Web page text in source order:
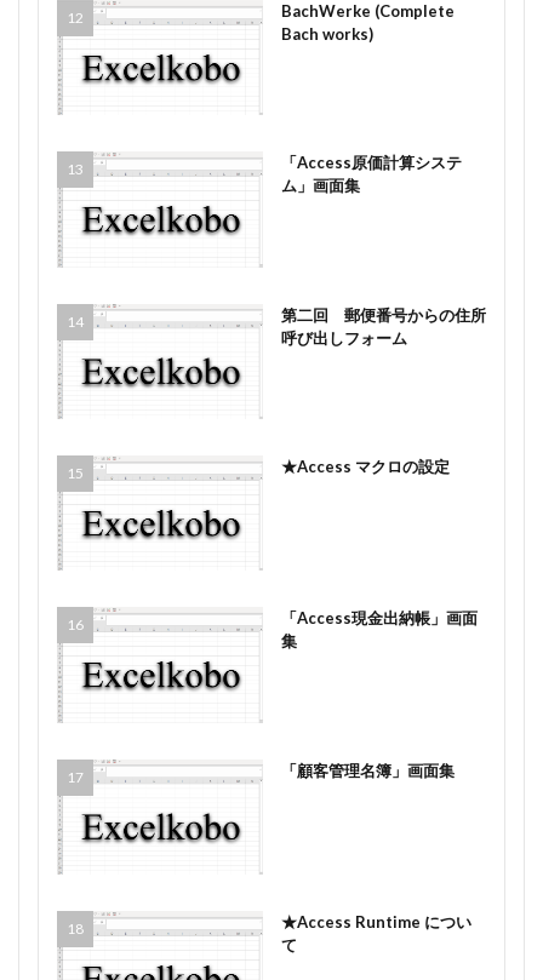
BachWerke (Complete
Bach works)
「Access原価計算システ
ム」画面集
第二回 郵便番号からの住所
呼び出しフォーム
★Access マクロの設定
「Access現金出納帳」画面
集
「顧客管理名簿」画面集
★Access Runtime につい
て